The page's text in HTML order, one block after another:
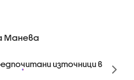
Манева
източници в